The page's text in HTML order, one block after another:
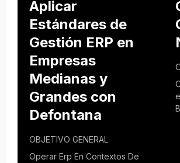
Aplicar
Estándares de
Gestión ERP en
Empresas
Medianas y
Grandes con
Defontana
OBJETIVO GENERAL
Operar Erp En Contextos De